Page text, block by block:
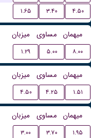
۱.۶۵ ۳.۴۰ ۴.۵۰
میزبان مساوی میهمان
۱.۲۹ ۵.۰۰ ۸.۰۰
میزبان مساوی میهمان
۴.۵۰ ۴.۲۵ ۱.۵۱
میزبان مساوی میهمان
۳.۰۰ ۳.۷۰
۱.۹۵